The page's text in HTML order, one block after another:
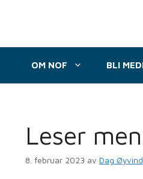
OM NOF BLI
Leser
8. februar 2023 av Dag